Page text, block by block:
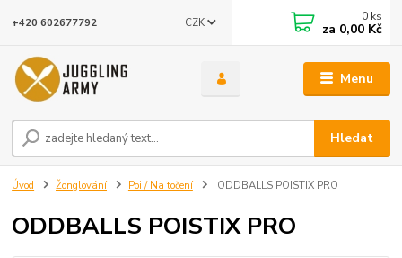
Menu
CZK
Hledat
+420 602677792 0 ks
za 0,00 Kč
Úvod Žonglování Poi / Na točení ODDBALLS POISTIX PRO
ODDBALLS POISTIX PRO